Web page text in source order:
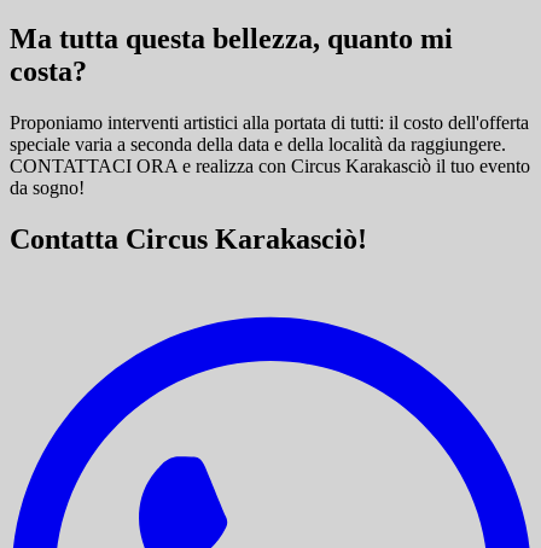
Ma tutta questa bellezza, quanto mi
costa?
Proponiamo interventi artistici alla portata di tutti: il costo dell'offerta
speciale varia a seconda della data e della località da raggiungere.
CONTATTACI ORA e realizza con Circus Karakasciò il tuo evento
da sogno!
Contatta Circus Karakasciò!